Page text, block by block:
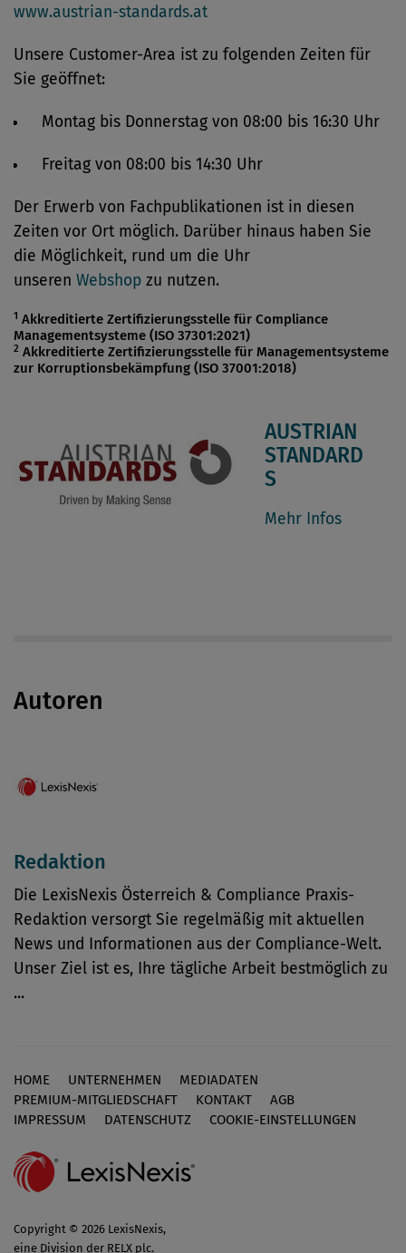
www.austrian-standards.at
Unsere Customer-Area ist zu folgenden Zeiten für
Sie geöffnet:
Montag bis Donnerstag von 08:00 bis 16:30 Uhr
Freitag von 08:00 bis 14:30 Uhr
Der Erwerb von Fachpublikationen ist in diesen
Zeiten vor Ort möglich. Darüber hinaus haben Sie
die Möglichkeit, rund um die Uhr
unseren Webshop zu nutzen.
1 Akkreditierte Zertifizierungsstelle für Compliance
Managementsysteme (ISO 37301:2021)
2 Akkreditierte Zertifizierungsstelle für Managementsysteme
zur Korruptionsbekämpfung (ISO 37001:2018)
AUSTRIAN
STANDARD
S
Mehr Infos
Autoren
Redaktion
Die LexisNexis Österreich & Compliance Praxis-
Redaktion versorgt Sie regelmäßig mit aktuellen
News und Informationen aus der Compliance-Welt.
Unser Ziel ist es, Ihre tägliche Arbeit bestmöglich zu
...
Footer
HOME UNTERNEHMEN
MEDIADATEN
PREMIUM-MITGLIEDSCHAFT
KONTAKT
AGB
IMPRESSUM
DATENSCHUTZ COOKIE-EINSTELLUNGEN
Copyright © 2026 LexisNexis,
eine Division der RELX plc.